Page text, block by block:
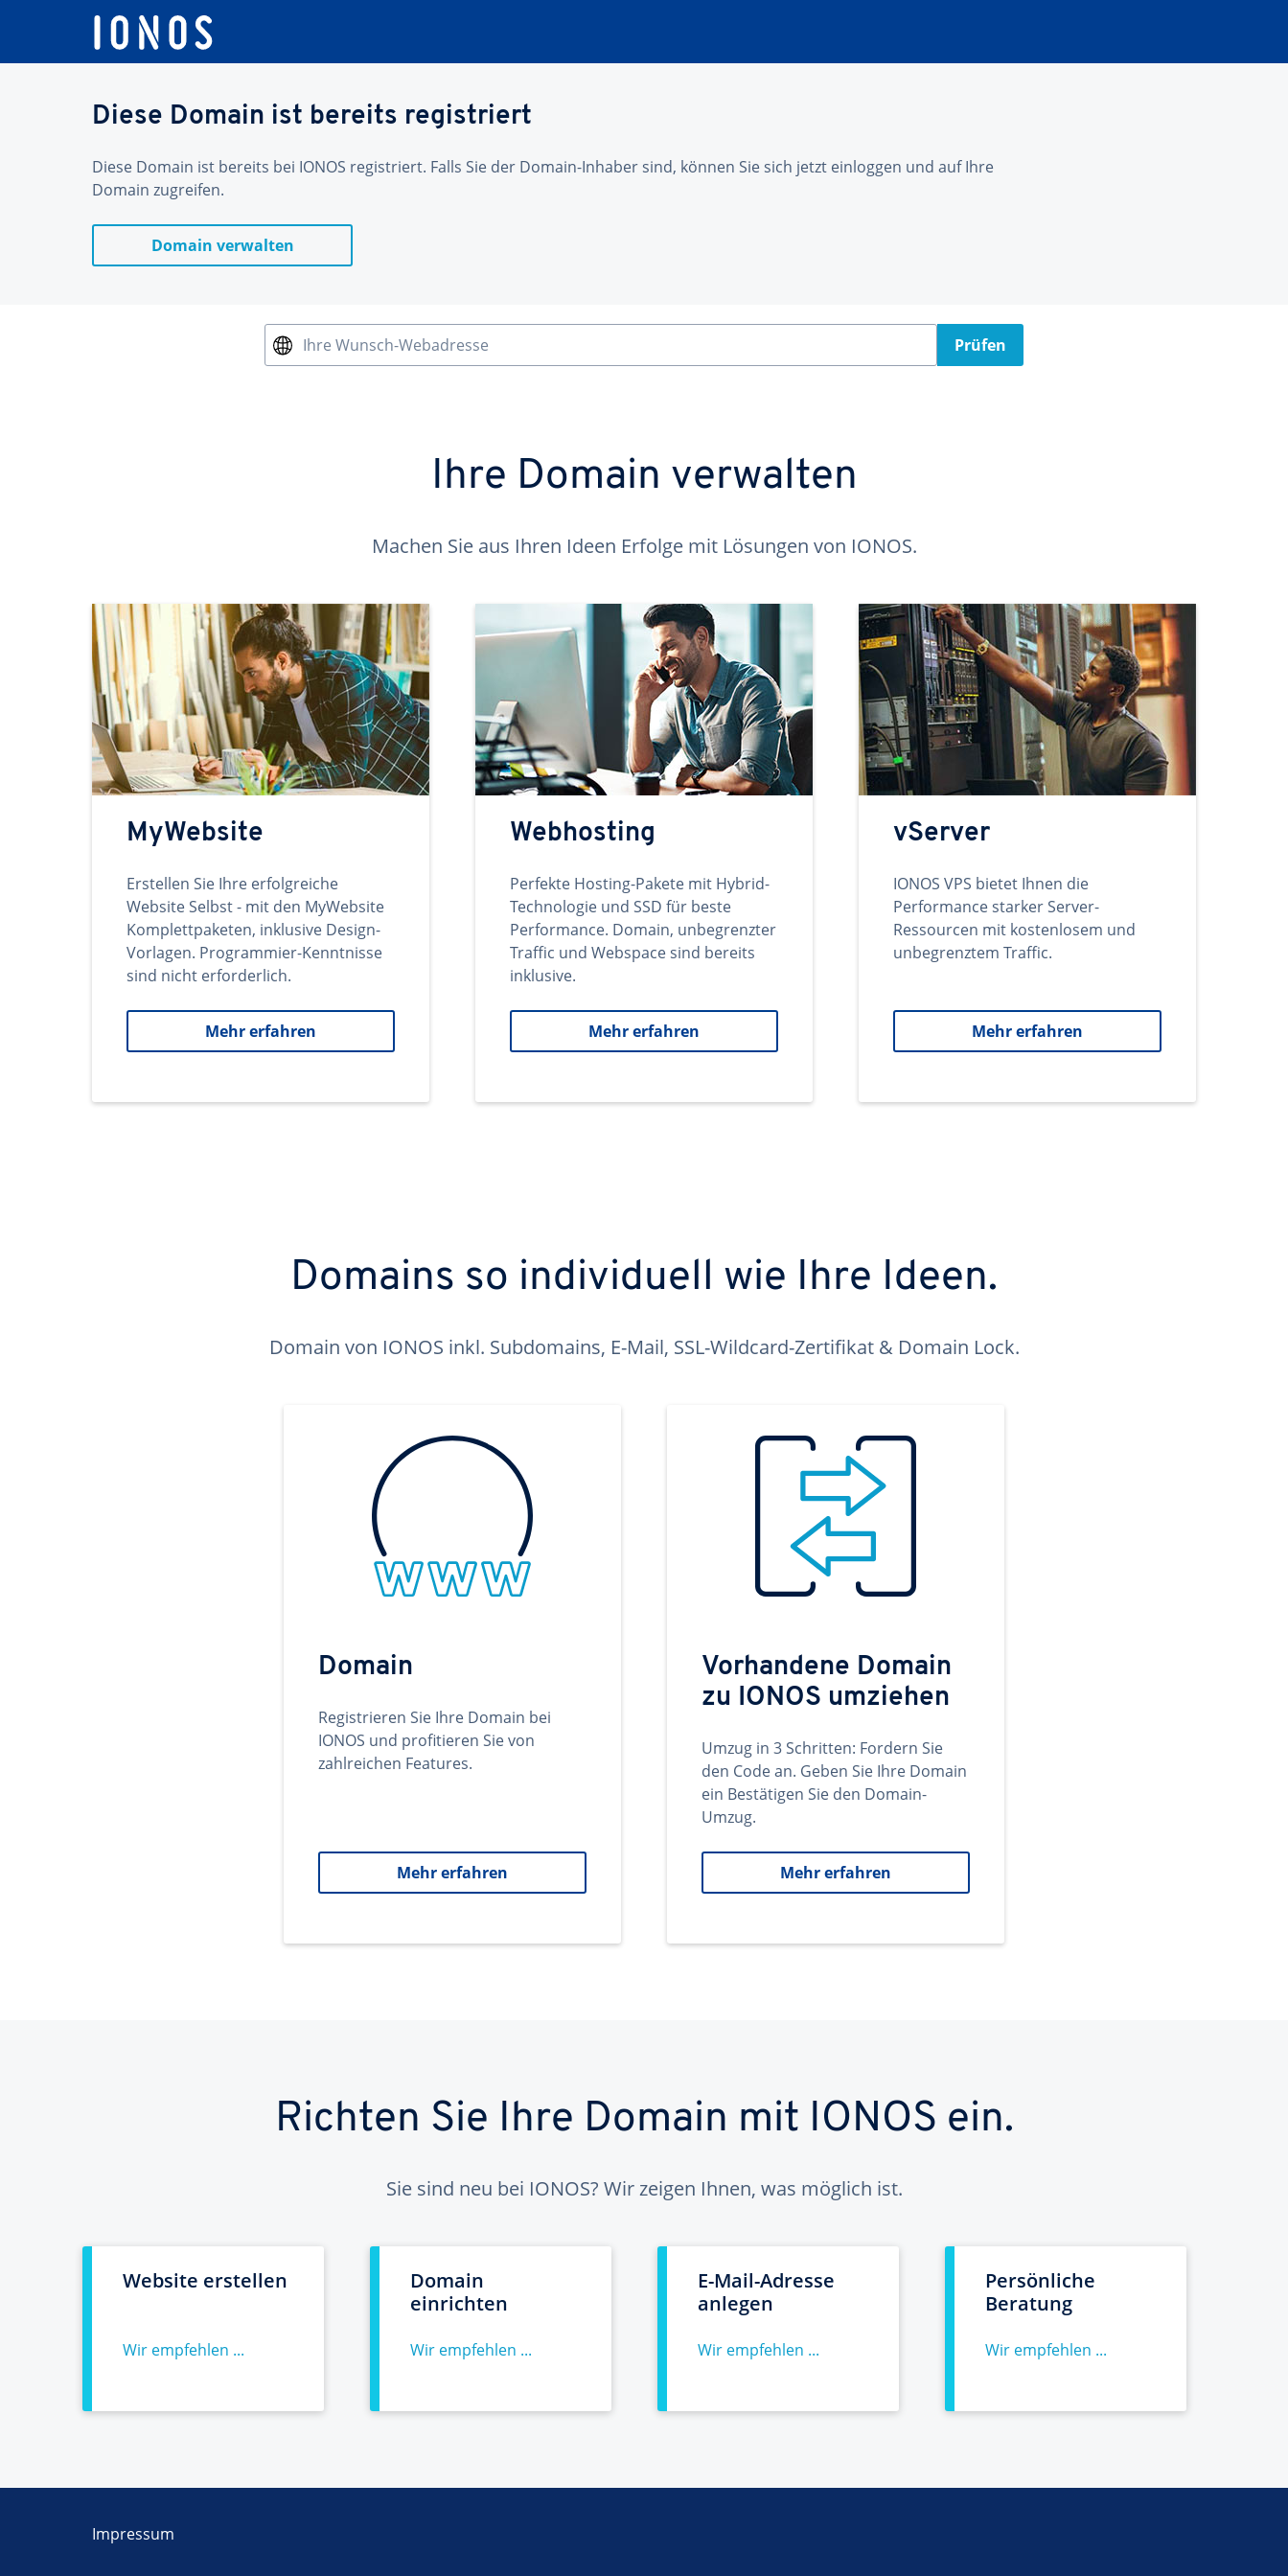
Diese Domain ist bereits registriert
Diese Domain ist bereits bei IONOS registriert. Falls Sie der Domain-Inhaber sind, können Sie sich jetzt einloggen und auf Ihre
Domain zugreifen.
Domain verwalten
Ihre Wunsch-Webadresse Prüfen
Ihre Domain verwalten
Machen Sie aus Ihren Ideen Erfolge mit Lösungen von IONOS.
MyWebsite
Erstellen Sie Ihre erfolgreiche
Website Selbst - mit den MyWebsite
Komplettpaketen, inklusive Design-
Vorlagen. Programmier-Kenntnisse
sind nicht erforderlich.
Mehr erfahren
Webhosting
Perfekte Hosting-Pakete mit Hybrid-
Technologie und SSD für beste
Performance. Domain, unbegrenzter
Traffic und Webspace sind bereits
inklusive.
Mehr erfahren
vServer
IONOS VPS bietet Ihnen die
Performance starker Server-
Ressourcen mit kostenlosem und
unbegrenztem Traffic.
Mehr erfahren
Domains so individuell wie Ihre Ideen.
Domain von IONOS inkl. Subdomains, E-Mail, SSL-Wildcard-Zertifikat & Domain Lock.
Domain
Registrieren Sie Ihre Domain bei
IONOS und profitieren Sie von
zahlreichen Features.
Mehr erfahren
Vorhandene Domain
zu IONOS umziehen
Umzug in 3 Schritten: Fordern Sie
den Code an. Geben Sie Ihre Domain
ein Bestätigen Sie den Domain-
Umzug.
Mehr erfahren
Richten Sie Ihre Domain mit IONOS ein.
Sie sind neu bei IONOS? Wir zeigen Ihnen, was möglich ist.
Website erstellen
Wir empfehlen ...
Domain
einrichten
Wir empfehlen ...
E-Mail-Adresse
anlegen
Wir empfehlen ...
Persönliche
Beratung
Wir empfehlen ...
Impressum